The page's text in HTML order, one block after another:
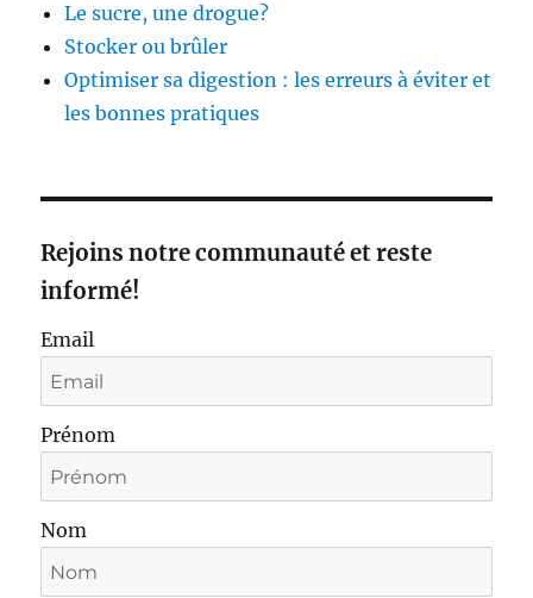
Le sucre, une drogue?
Stocker ou brûler
Optimiser sa digestion : les erreurs à éviter et
les bonnes pratiques
Rejoins notre communauté et reste
informé!
Email
Prénom
Nom